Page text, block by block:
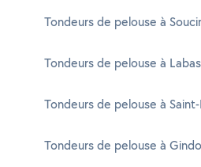
Tondeurs de pelouse à
Tondeurs de pelouse à
Tondeurs de pelouse à
Tondeurs de pelouse à